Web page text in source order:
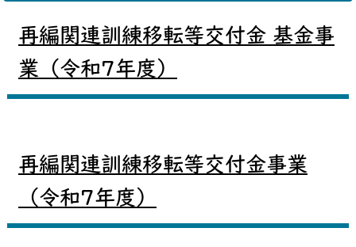
再編関連訓練移転等交付金 基金事
業（令和7年度）
再編関連訓練移転等交付金事業
（令和7年度）